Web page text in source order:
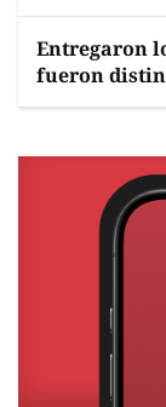
Entregaron
fueron